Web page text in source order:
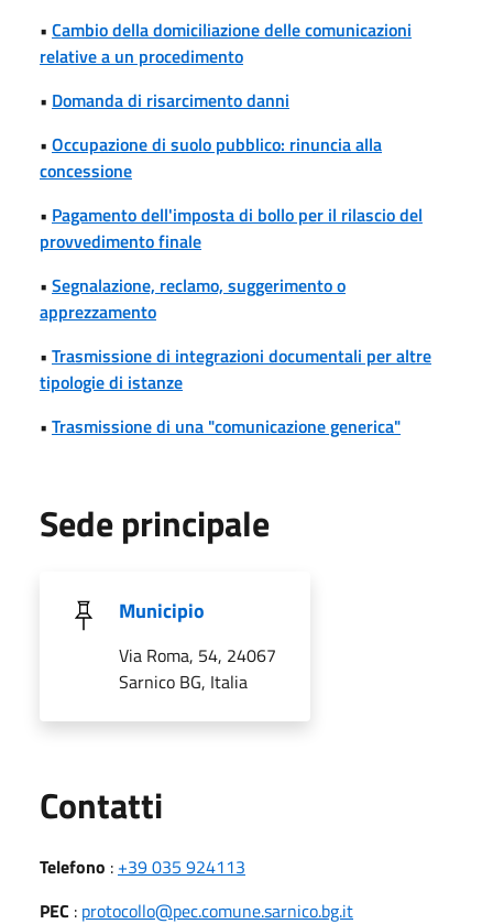
• Cambio della domiciliazione delle comunicazioni
relative a un procedimento
• Domanda di risarcimento danni
• Occupazione di suolo pubblico: rinuncia alla
concessione
• Pagamento dell'imposta di bollo per il rilascio del
provvedimento finale
• Segnalazione, reclamo, suggerimento o
apprezzamento
• Trasmissione di integrazioni documentali per altre
tipologie di istanze
• Trasmissione di una "comunicazione generica"
Sede principale
Municipio
Via Roma, 54, 24067
Sarnico BG, Italia
Contatti
Telefono : +39 035 924113
PEC : protocollo@pec.comune.sarnico.bg.it